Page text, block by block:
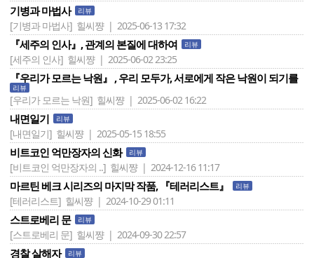
기병과 마법사 리뷰
[기병과 마법사] 힐씨쨩 | 2025-06-13 17:32
『세주의 인사』, 관계의 본질에 대하여 리뷰
[세주의 인사] 힐씨쨩 | 2025-06-02 23:25
『우리가 모르는 낙원』 , 우리 모두가, 서로에게 작은 낙원이 되기를
리뷰
[우리가 모르는 낙원] 힐씨쨩 | 2025-06-02 16:22
내면일기 리뷰
[내면일기] 힐씨쨩 | 2025-05-15 18:55
비트코인 억만장자의 신화 리뷰
[비트코인 억만장자의 ..] 힐씨쨩 | 2024-12-16 11:17
마르틴 베크 시리즈의 마지막 작품, 『테러리스트』 리뷰
[테러리스트] 힐씨쨩 | 2024-10-29 01:11
스트로베리 문 리뷰
[스트로베리 문] 힐씨쨩 | 2024-09-30 22:57
경찰 살해자 리뷰